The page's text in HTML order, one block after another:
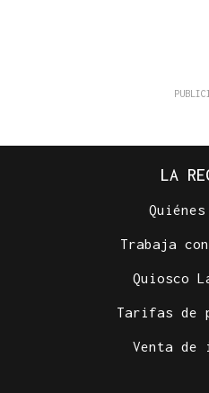
LA
Quiénes
Trabaja
Quiosco
Tarifas de
Venta de